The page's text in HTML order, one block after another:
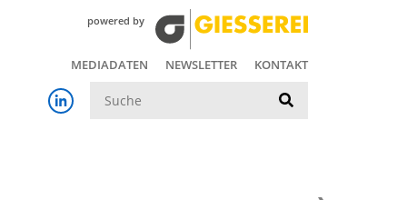
powered by
MEDIADATEN NEWSLETTER KONTAKT